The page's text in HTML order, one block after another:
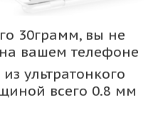
30грамм, вы не
вашем телефоне
ультратонкого
всего 0.8 мм